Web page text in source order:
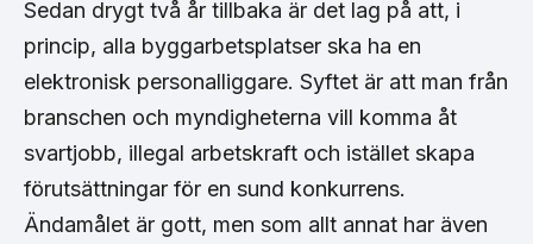
Sedan drygt två år tillbaka är det lag på att, i
princip, alla byggarbetsplatser ska ha en
elektronisk personalliggare. Syftet är att man från
branschen och myndigheterna vill komma åt
svartjobb, illegal arbetskraft och istället skapa
förutsättningar för en sund konkurrens.
Ändamålet är gott, men som allt annat har även